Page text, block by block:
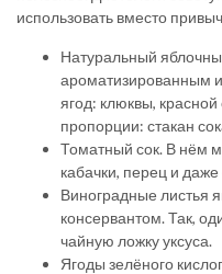
использовать вместо
Натуральный
ароматизированным
ягод: клюквы,
пропорции: стакан
Томатный сок. В нём
кабачки, перец и
Виноградные листья
консервантом. Так,
чайную ложку уксуса.
Ягоды зелёного